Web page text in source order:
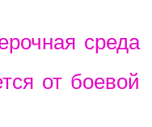
среда
от боевой